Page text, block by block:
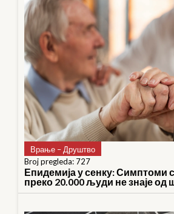
Врање – Друштво
Broj pregleda: 727
Епидемија у сенку: Симптоми
преко 20.000 људи не знаје од